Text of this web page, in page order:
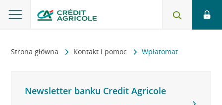
Strona główna Kontakt i pomoc Wpłatomat
Newsletter banku Credit Agricole